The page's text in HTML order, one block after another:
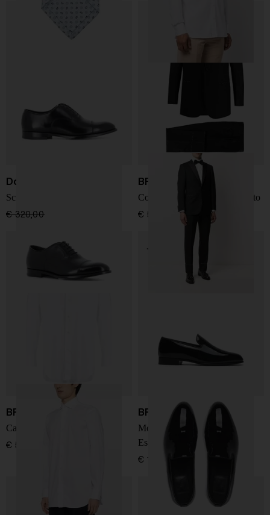
Doucal's
Scarpe Oxford
€ 320,00
BRIONI
Completo in cotone a un petto
€ 5.400,00
BRIONI
Camicia in cotone
€ 590,00
BRIONI
Mocassini in pelle verniciata
Essential
€ 1.100,00